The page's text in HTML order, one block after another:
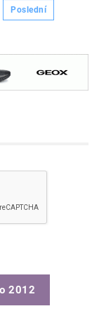
Poslední
2012